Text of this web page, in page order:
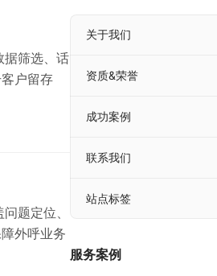
据筛选、话
户留存
题定位、
外呼业务
关于我们
资质&荣誉
成功案例
联系我们
站点标签
服务案例